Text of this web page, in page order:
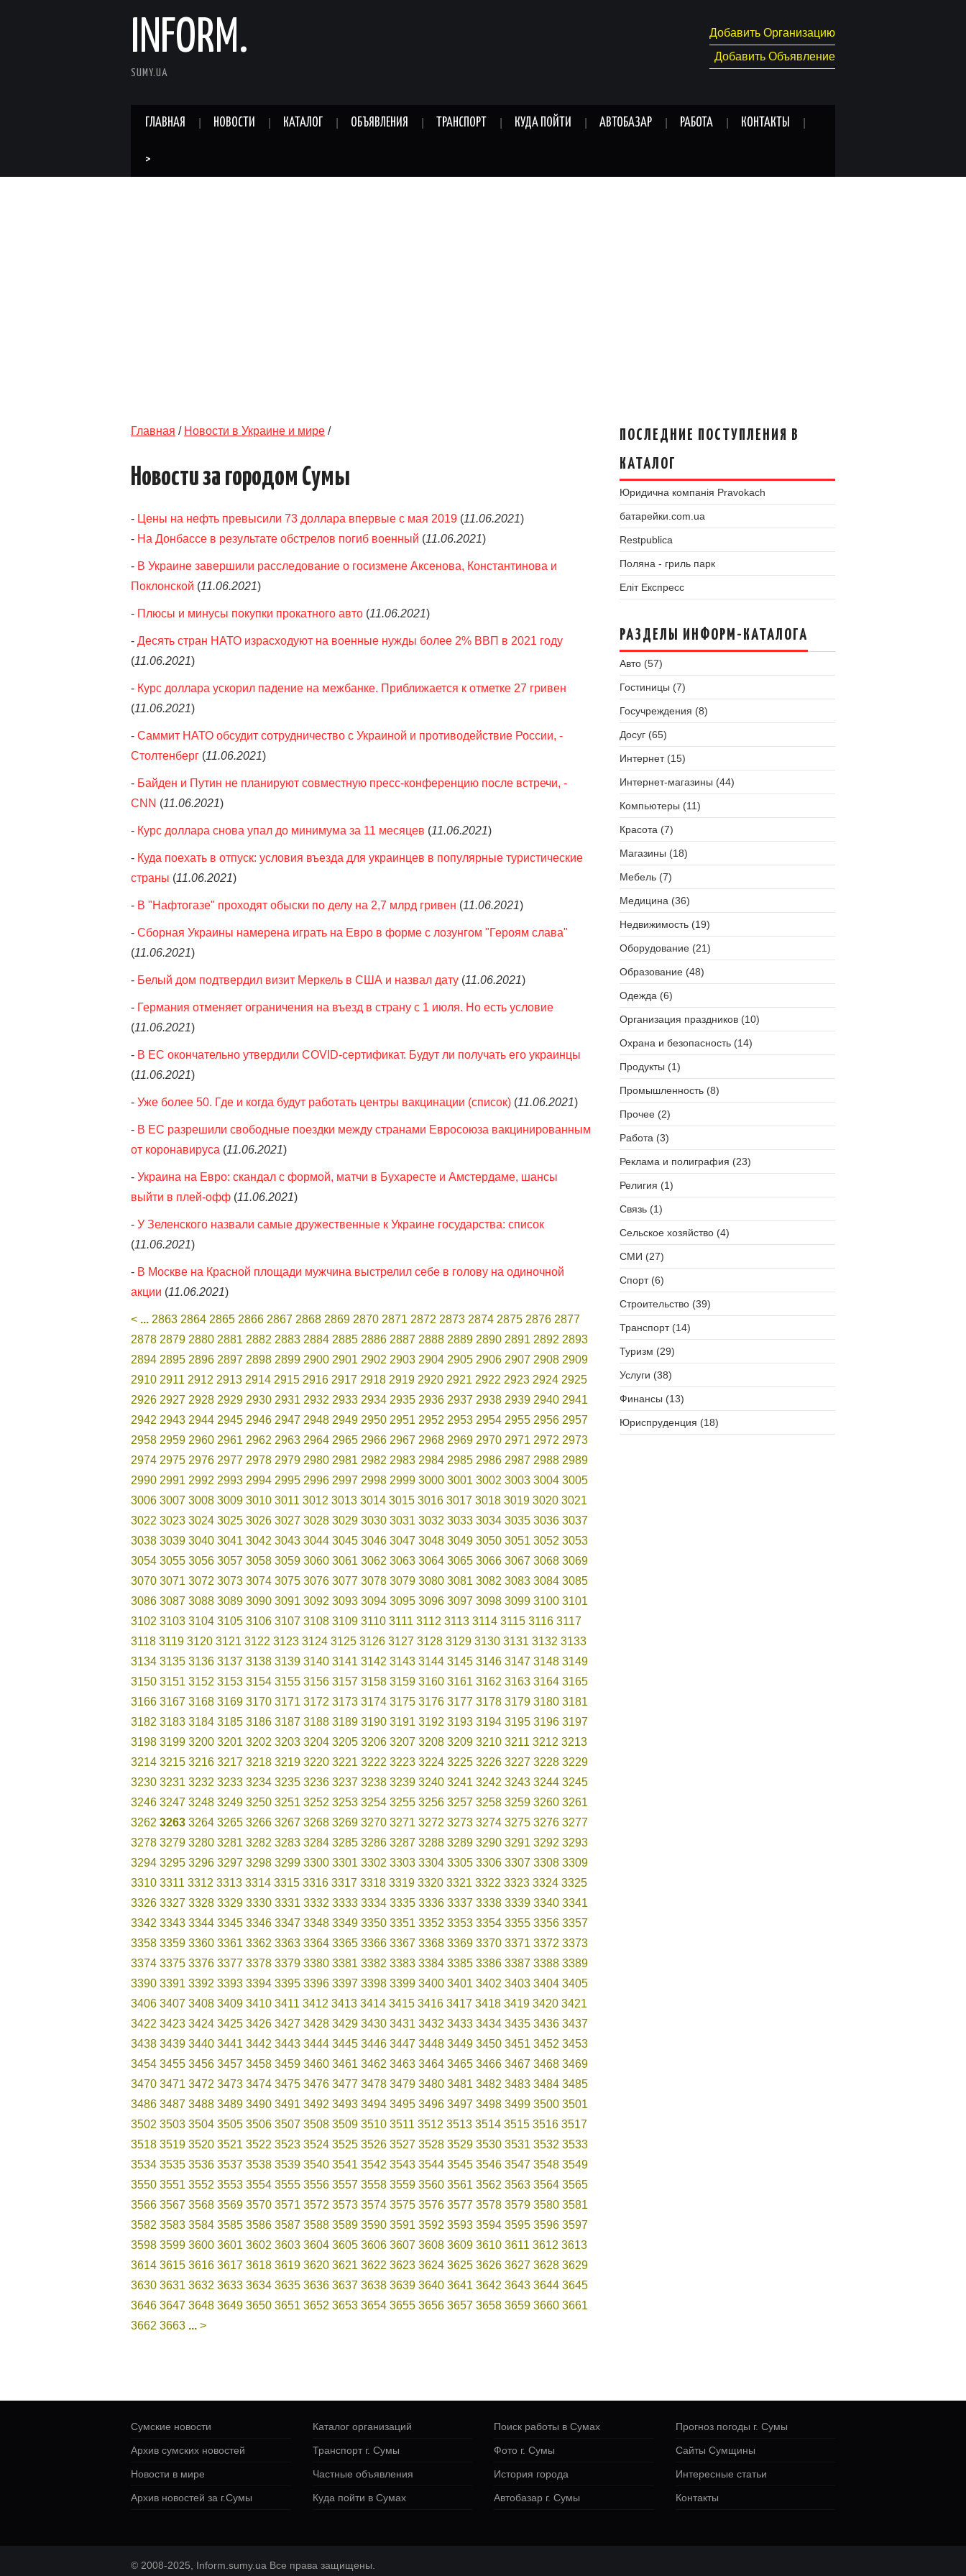
INFORM.
SUMY.UA
Добавить Организацию
Добавить Объявление
ГЛАВНАЯ НОВОСТИ КАТАЛОГ ОБЪЯВЛЕНИЯ ТРАНСПОРТ КУДА ПОЙТИ АВТОБАЗАР РАБОТА КОНТАКТЫ
>
Главная / Новости в Украине и мире /
Новости за городом Сумы
- Цены на нефть превысили 73 доллара впервые с мая 2019 (11.06.2021)
- На Донбассе в результате обстрелов погиб военный (11.06.2021)
- В Украине завершили расследование о госизмене Аксенова, Константинова и
Поклонской (11.06.2021)
- Плюсы и минусы покупки прокатного авто (11.06.2021)
- Десять стран НАТО израсходуют на военные нужды более 2% ВВП в 2021 году
(11.06.2021)
- Курс доллара ускорил падение на межбанке. Приближается к отметке 27 гривен
(11.06.2021)
- Саммит НАТО обсудит сотрудничество с Украиной и противодействие России, -
Столтенберг (11.06.2021)
- Байден и Путин не планируют совместную пресс-конференцию после встречи, -
CNN (11.06.2021)
- Курс доллара снова упал до минимума за 11 месяцев (11.06.2021)
- Куда поехать в отпуск: условия въезда для украинцев в популярные туристические
страны (11.06.2021)
- В "Нафтогазе" проходят обыски по делу на 2,7 млрд гривен (11.06.2021)
- Сборная Украины намерена играть на Евро в форме с лозунгом "Героям слава"
(11.06.2021)
- Белый дом подтвердил визит Меркель в США и назвал дату (11.06.2021)
- Германия отменяет ограничения на въезд в страну с 1 июля. Но есть условие
(11.06.2021)
- В ЕС окончательно утвердили COVID-сертификат. Будут ли получать его украинцы
(11.06.2021)
- Уже более 50. Где и когда будут работать центры вакцинации (список) (11.06.2021)
- В ЕС разрешили свободные поездки между странами Евросоюза вакцинированным
от коронавируса (11.06.2021)
- Украина на Евро: скандал с формой, матчи в Бухаресте и Амстердаме, шансы
выйти в плей-офф (11.06.2021)
- У Зеленского назвали самые дружественные к Украине государства: список
(11.06.2021)
- В Москве на Красной площади мужчина выстрелил себе в голову на одиночной
акции (11.06.2021)
< ... 2863 2864 2865 2866 2867 2868 2869 2870 2871 2872 2873 2874 2875 2876 2877
2878 2879 2880 2881 2882 2883 2884 2885 2886 2887 2888 2889 2890 2891 2892 2893
2894 2895 2896 2897 2898 2899 2900 2901 2902 2903 2904 2905 2906 2907 2908 2909
2910 2911 2912 2913 2914 2915 2916 2917 2918 2919 2920 2921 2922 2923 2924 2925
2926 2927 2928 2929 2930 2931 2932 2933 2934 2935 2936 2937 2938 2939 2940 2941
2942 2943 2944 2945 2946 2947 2948 2949 2950 2951 2952 2953 2954 2955 2956 2957
2958 2959 2960 2961 2962 2963 2964 2965 2966 2967 2968 2969 2970 2971 2972 2973
2974 2975 2976 2977 2978 2979 2980 2981 2982 2983 2984 2985 2986 2987 2988 2989
2990 2991 2992 2993 2994 2995 2996 2997 2998 2999 3000 3001 3002 3003 3004 3005
3006 3007 3008 3009 3010 3011 3012 3013 3014 3015 3016 3017 3018 3019 3020 3021
3022 3023 3024 3025 3026 3027 3028 3029 3030 3031 3032 3033 3034 3035 3036 3037
3038 3039 3040 3041 3042 3043 3044 3045 3046 3047 3048 3049 3050 3051 3052 3053
3054 3055 3056 3057 3058 3059 3060 3061 3062 3063 3064 3065 3066 3067 3068 3069
3070 3071 3072 3073 3074 3075 3076 3077 3078 3079 3080 3081 3082 3083 3084 3085
3086 3087 3088 3089 3090 3091 3092 3093 3094 3095 3096 3097 3098 3099 3100 3101
3102 3103 3104 3105 3106 3107 3108 3109 3110 3111 3112 3113 3114 3115 3116 3117
3118 3119 3120 3121 3122 3123 3124 3125 3126 3127 3128 3129 3130 3131 3132 3133
3134 3135 3136 3137 3138 3139 3140 3141 3142 3143 3144 3145 3146 3147 3148 3149
3150 3151 3152 3153 3154 3155 3156 3157 3158 3159 3160 3161 3162 3163 3164 3165
3166 3167 3168 3169 3170 3171 3172 3173 3174 3175 3176 3177 3178 3179 3180 3181
3182 3183 3184 3185 3186 3187 3188 3189 3190 3191 3192 3193 3194 3195 3196 3197
3198 3199 3200 3201 3202 3203 3204 3205 3206 3207 3208 3209 3210 3211 3212 3213
3214 3215 3216 3217 3218 3219 3220 3221 3222 3223 3224 3225 3226 3227 3228 3229
3230 3231 3232 3233 3234 3235 3236 3237 3238 3239 3240 3241 3242 3243 3244 3245
3246 3247 3248 3249 3250 3251 3252 3253 3254 3255 3256 3257 3258 3259 3260 3261
3262 3263 3264 3265 3266 3267 3268 3269 3270 3271 3272 3273 3274 3275 3276 3277
3278 3279 3280 3281 3282 3283 3284 3285 3286 3287 3288 3289 3290 3291 3292 3293
3294 3295 3296 3297 3298 3299 3300 3301 3302 3303 3304 3305 3306 3307 3308 3309
3310 3311 3312 3313 3314 3315 3316 3317 3318 3319 3320 3321 3322 3323 3324 3325
3326 3327 3328 3329 3330 3331 3332 3333 3334 3335 3336 3337 3338 3339 3340 3341
3342 3343 3344 3345 3346 3347 3348 3349 3350 3351 3352 3353 3354 3355 3356 3357
3358 3359 3360 3361 3362 3363 3364 3365 3366 3367 3368 3369 3370 3371 3372 3373
3374 3375 3376 3377 3378 3379 3380 3381 3382 3383 3384 3385 3386 3387 3388 3389
3390 3391 3392 3393 3394 3395 3396 3397 3398 3399 3400 3401 3402 3403 3404 3405
3406 3407 3408 3409 3410 3411 3412 3413 3414 3415 3416 3417 3418 3419 3420 3421
3422 3423 3424 3425 3426 3427 3428 3429 3430 3431 3432 3433 3434 3435 3436 3437
3438 3439 3440 3441 3442 3443 3444 3445 3446 3447 3448 3449 3450 3451 3452 3453
3454 3455 3456 3457 3458 3459 3460 3461 3462 3463 3464 3465 3466 3467 3468 3469
3470 3471 3472 3473 3474 3475 3476 3477 3478 3479 3480 3481 3482 3483 3484 3485
3486 3487 3488 3489 3490 3491 3492 3493 3494 3495 3496 3497 3498 3499 3500 3501
3502 3503 3504 3505 3506 3507 3508 3509 3510 3511 3512 3513 3514 3515 3516 3517
3518 3519 3520 3521 3522 3523 3524 3525 3526 3527 3528 3529 3530 3531 3532 3533
3534 3535 3536 3537 3538 3539 3540 3541 3542 3543 3544 3545 3546 3547 3548 3549
3550 3551 3552 3553 3554 3555 3556 3557 3558 3559 3560 3561 3562 3563 3564 3565
3566 3567 3568 3569 3570 3571 3572 3573 3574 3575 3576 3577 3578 3579 3580 3581
3582 3583 3584 3585 3586 3587 3588 3589 3590 3591 3592 3593 3594 3595 3596 3597
3598 3599 3600 3601 3602 3603 3604 3605 3606 3607 3608 3609 3610 3611 3612 3613
3614 3615 3616 3617 3618 3619 3620 3621 3622 3623 3624 3625 3626 3627 3628 3629
3630 3631 3632 3633 3634 3635 3636 3637 3638 3639 3640 3641 3642 3643 3644 3645
3646 3647 3648 3649 3650 3651 3652 3653 3654 3655 3656 3657 3658 3659 3660 3661
3662 3663 ... >
ПОСЛЕДНИЕ ПОСТУПЛЕНИЯ В
КАТАЛОГ
Юридична компанія Pravokach
батарейки.com.ua
Restpublica
Поляна - гриль парк
Еліт Експресс
РАЗДЕЛЫ ИНФОРМ-КАТАЛОГА
Авто (57)
Гостиницы (7)
Госучреждения (8)
Досуг (65)
Интернет (15)
Интернет-магазины (44)
Компьютеры (11)
Красота (7)
Магазины (18)
Мебель (7)
Медицина (36)
Недвижимость (19)
Оборудование (21)
Образование (48)
Одежда (6)
Организация праздников (10)
Охрана и безопасность (14)
Продукты (1)
Промышленность (8)
Прочее (2)
Работа (3)
Реклама и полиграфия (23)
Религия (1)
Связь (1)
Сельское хозяйство (4)
СМИ (27)
Спорт (6)
Строительство (39)
Транспорт (14)
Туризм (29)
Услуги (38)
Финансы (13)
Юриспруденция (18)
Сумские новости
Архив сумских новостей
Новости в мире
Архив новостей за г.Сумы
Каталог организаций
Транспорт г. Сумы
Частные объявления
Куда пойти в Сумах
Поиск работы в Сумах
Фото г. Сумы
История города
Автобазар г. Сумы
Прогноз погоды г. Сумы
Сайты Сумщины
Интересные статьи
Контакты
© 2008-2025, Inform.sumy.ua Все права защищены.